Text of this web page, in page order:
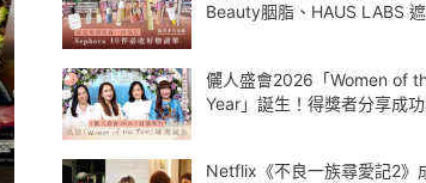
Beauty胭脂、HAUS LABS
儷人盛會2026「Women of
Year」誕生！得獎者分享成
Netflix《不良一族尋愛記2》